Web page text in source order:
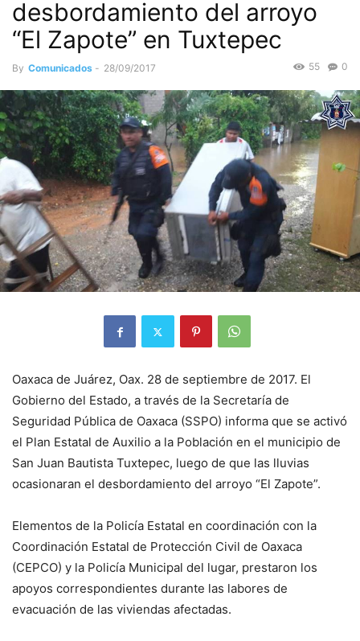
desbordamiento del arroyo
“El Zapote” en Tuxtepec
By Comunicados - 28/09/2017 0
55
Oaxaca de Juárez, Oax. 28 de septiembre de 2017. El
Gobierno del Estado, a través de la Secretaría de
Seguridad Pública de Oaxaca (SSPO) informa que se activó
el Plan Estatal de Auxilio a la Población en el municipio de
San Juan Bautista Tuxtepec, luego de que las lluvias
ocasionaran el desbordamiento del arroyo “El Zapote”.
Elementos de la Policía Estatal en coordinación con la
Coordinación Estatal de Protección Civil de Oaxaca
(CEPCO) y la Policía Municipal del lugar, prestaron los
apoyos correspondientes durante las labores de
evacuación de las viviendas afectadas.